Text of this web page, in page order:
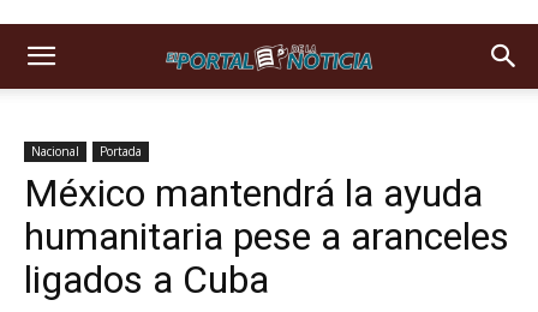
Nacional Portada
México mantendrá la ayuda
humanitaria pese a aranceles
ligados a Cuba